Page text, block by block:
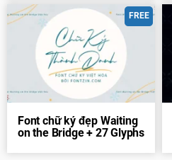
FREE
Font chữ ký đẹp Waiting
on the Bridge + 27 Glyphs